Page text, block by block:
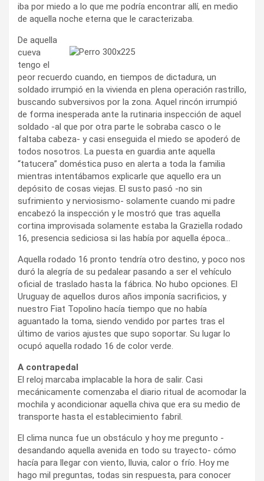
iba por miedo a lo que me podría encontrar allí, en medio
de aquella noche eterna que le caracterizaba.
De aquella
cueva
tengo el
peor recuerdo cuando, en tiempos de dictadura, un
soldado irrumpió en la vivienda en plena operación rastrillo,
buscando subversivos por la zona. Aquel rincón irrumpió
de forma inesperada ante la rutinaria inspección de aquel
soldado -al que por otra parte le sobraba casco o le
faltaba cabeza- y casi enseguida el miedo se apoderó de
todos nosotros. La puesta en guardia ante aquella
“tatucera” doméstica puso en alerta a toda la familia
mientras intentábamos explicarle que aquello era un
depósito de cosas viejas. El susto pasó -no sin
sufrimiento y nerviosismo- solamente cuando mi padre
encabezó la inspección y le mostró que tras aquella
cortina improvisada solamente estaba la Graziella rodado
16, presencia sediciosa si las había por aquella época…
Aquella rodado 16 pronto tendría otro destino, y poco nos
duró la alegría de su pedalear pasando a ser el vehículo
oficial de traslado hasta la fábrica. No hubo opciones. El
Uruguay de aquellos duros años imponía sacrificios, y
nuestro Fiat Topolino hacía tiempo que no había
aguantado la toma, siendo vendido por partes tras el
último de varios ajustes que supo soportar. Su lugar lo
ocupó aquella rodado 16 de color verde.
A contrapedal
El reloj marcaba implacable la hora de salir. Casi
mecánicamente comenzaba el diario ritual de acomodar la
mochila y acondicionar aquella chiva que era su medio de
transporte hasta el establecimiento fabril.
El clima nunca fue un obstáculo y hoy me pregunto -
desandando aquella avenida en todo su trayecto- cómo
hacía para llegar con viento, lluvia, calor o frío. Hoy me
hago mil preguntas, todas sin respuesta, para conocer